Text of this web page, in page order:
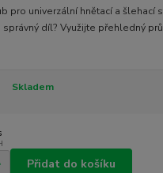
pro univerzální hnětací a šlehací
díl? Využijte přehledný
Skladem
Přidat do košíku